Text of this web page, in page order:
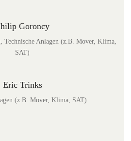
Goroncy
Technische Anlagen (z.B. Mover, Klima,
SAT)
Eric Trinks
(z.B. Mover, Klima, SAT)